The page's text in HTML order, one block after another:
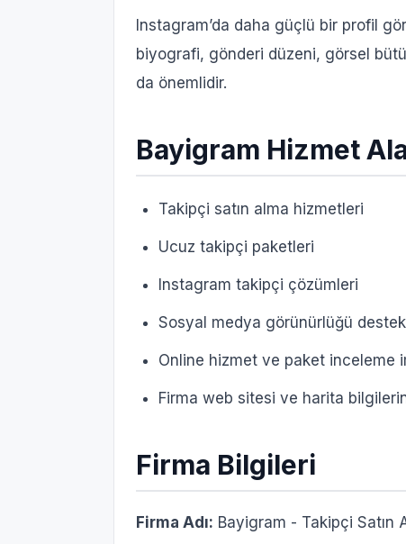
Instagram’da daha güçlü bir profil
biyografi, gönderi düzeni, görsel
da önemlidir.
Bayigram Hizmet
Takipçi satın alma hizmetleri
Ucuz takipçi paketleri
Instagram takipçi çözümleri
Sosyal medya görünürlüğü
Online hizmet ve paket inceleme
Firma web sitesi ve harita
Firma Bilgileri
Firma Adı: Bayigram - Takipçi Satın